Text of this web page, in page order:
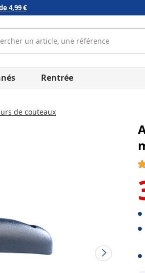
4,99 €
Rentrée
de couteaux